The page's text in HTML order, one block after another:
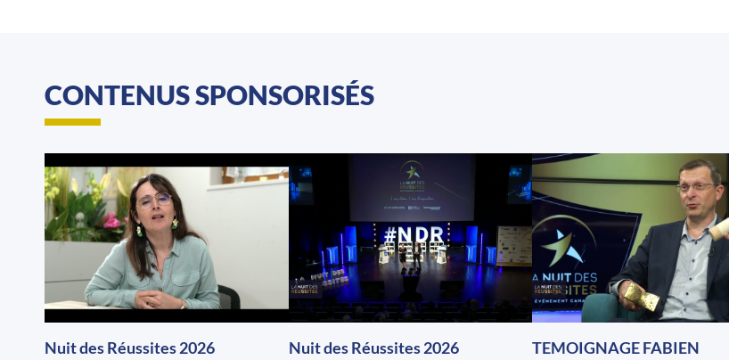
CONTENUS SPONSORISÉS
Nuit des Réussites 2026 Nuit des Réussites 2026
TEMOIGNAGE FABIEN